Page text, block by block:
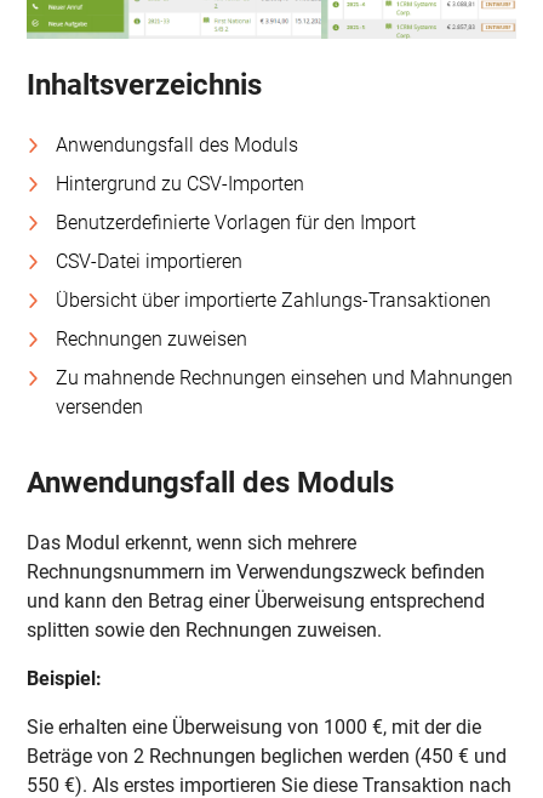
Inhaltsverzeichnis
Anwendungsfall des Moduls
Hintergrund zu CSV-Importen
Benutzerdefinierte Vorlagen für den Import
CSV-Datei importieren
Übersicht über importierte Zahlungs-Transaktionen
Rechnungen zuweisen
Zu mahnende Rechnungen einsehen und Mahnungen
versenden
Anwendungsfall des Moduls
Das Modul erkennt, wenn sich mehrere
Rechnungsnummern im Verwendungszweck befinden
und kann den Betrag einer Überweisung entsprechend
splitten sowie den Rechnungen zuweisen.
Beispiel:
Sie erhalten eine Überweisung von 1000 €, mit der die
Beträge von 2 Rechnungen beglichen werden (450 € und
550 €). Als erstes importieren Sie diese Transaktion nach